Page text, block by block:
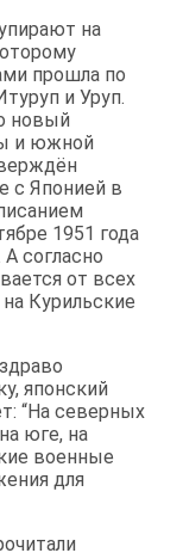
на
прошла по
и Уруп.
новый
и южной
с Японией в
1951 года
согласно
от всех
Курильские
японский
“На северных
юге, на
военные
для